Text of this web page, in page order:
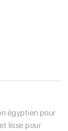
égyptien pour
lisse pour